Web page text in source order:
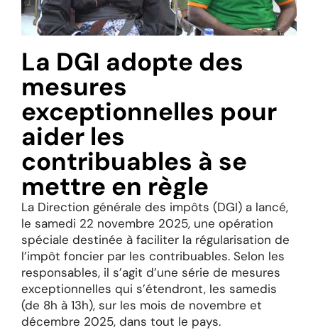
La DGI adopte des
mesures
exceptionnelles pour
aider les
contribuables à se
mettre en règle
La Direction générale des impôts (DGI) a lancé,
le samedi 22 novembre 2025, une opération
spéciale destinée à faciliter la régularisation de
l’impôt foncier par les contribuables. Selon les
responsables, il s’agit d’une série de mesures
exceptionnelles qui s’étendront, les samedis
(de 8h à 13h), sur les mois de novembre et
décembre 2025, dans tout le pays.